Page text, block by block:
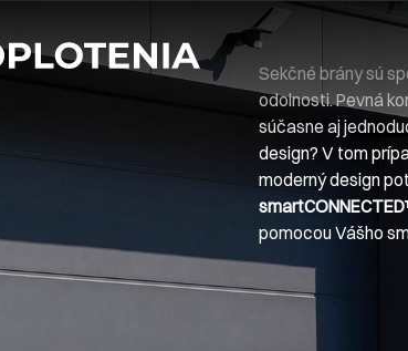
Sekčné brány sú
odolnosti. Pevná
súčasne aj
design? V tom
moderný design
pomocou Vášho